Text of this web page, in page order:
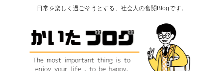
日常を楽しく過ごそうとする、社会人の奮闘Blogです。